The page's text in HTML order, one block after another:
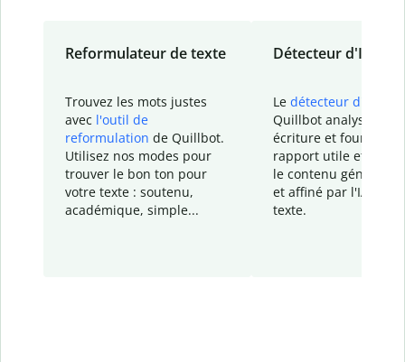
Reformulateur de texte
Trouvez les mots justes
avec l'outil de
reformulation de Quillbot.
Utilisez nos modes pour
trouver le bon ton pour
votre texte : soutenu,
académique, simple...
Détecteur d'IA
Le détecteur d'IA
Quillbot analyse votre
écriture et fournit un
rapport utile et
le contenu généré
et affiné par l'IA
texte.